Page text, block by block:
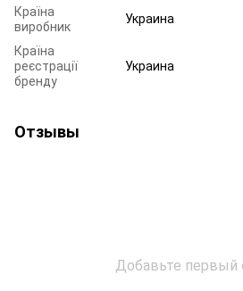
Країна
виробник
Украина
Країна
реєстрації
бренду
Украина
Отзывы
Добавьте первый